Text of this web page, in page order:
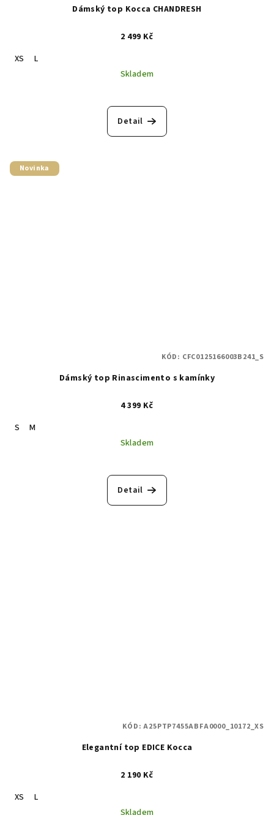
Dámský top Kocca CHANDRESH
2 499 Kč
XS
L
Skladem
Detail
Novinka
Dámský top Rinascimento s kamínky
4 399 Kč
S
M
Skladem
Detail
KÓD: CFC0125166003B241_S
Elegantní top EDICE Kocca
2 190 Kč
XS
L
KÓD:A25PTP7455ABFA0000_10172_XS